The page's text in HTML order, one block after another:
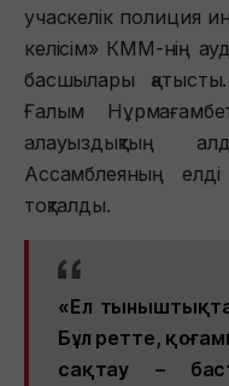
учаскелік полиция
келісім» КММ-нің
басшылары
Ғалым
алауыздықтың
Ассамблеяның елді
тоқталды.
«Ел
Бұл ретте,
сақтау –